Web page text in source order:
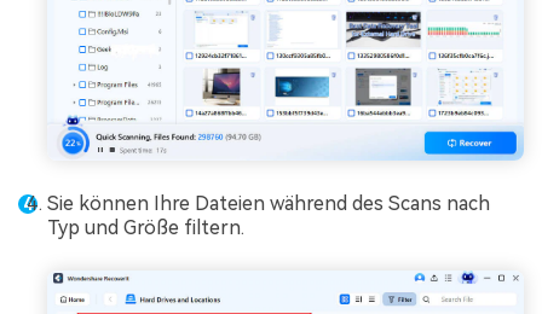
Sie können Ihre Dateien während des Scans nach
Typ und Größe filtern.